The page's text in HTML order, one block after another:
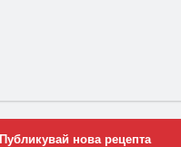
Публикувай нова рецепта